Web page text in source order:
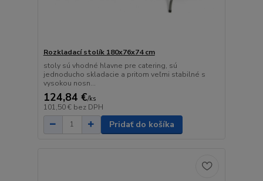
Rozkladací stolík 180x76x74 cm
stoly sú vhodné hlavne pre catering, sú
jednoducho skladacie a pritom veľmi stabilné s
vysokou nosn...
124,84 €/ks
101,50 € bez DPH
Pridať do košíka